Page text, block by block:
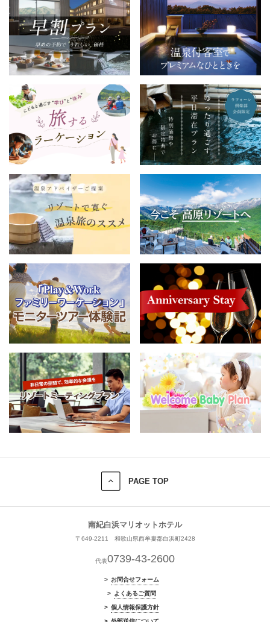
PAGE TOP
南紀白浜マリオットホテル
〒649-2211 和歌山県西牟婁郡白浜町2428
代表0739-43-2600
お問合せフォーム
よくあるご質問
個人情報保護方針